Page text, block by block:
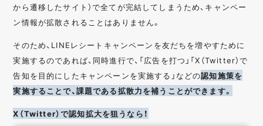
から遷移したサイト）で全てが完結してしまうため、キャンペー
ン情報が拡散されることはありません。
そのため、LINEレシートキャンペーンを友だちを増やすために
実施するのであれば、同時進行で、「広告を打つ」「X（Twitter）で
告知を目的にしたキャンペーンを実施する」などの認知施策を
実施することで、課題である拡散力を補うことができます。
X（Twitter）で認知拡大を狙うなら！